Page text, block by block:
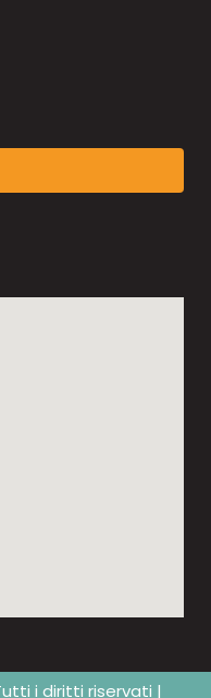
i diritti riservati |